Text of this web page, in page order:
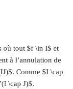
où tout $f \in I$ et
à l’annulation de
Comme $I \cap
\cap J)$.